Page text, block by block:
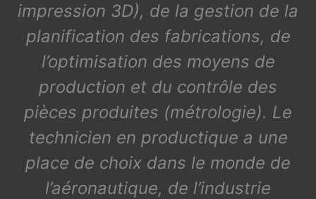
impression 3D), de la gestion de la
planification des fabrications, de
l’optimisation des moyens de
production et du contrôle des
pièces produites (métrologie). Le
technicien en productique a une
place de choix dans le monde de
l’aéronautique, de l’industrie